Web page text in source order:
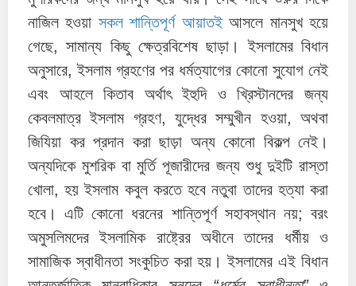
নাজিল হওয়া সকল শান্তিপূর্ণ আয়াতইআসলে মানসুখ হয়ে
গেছে, সামান্য কিছু ক্ষেত্রবিশেষ ছাড়া। ইসলামের বিধান
অনুসারে, ইসলাম গ্রহণের পর ধর্মত্যাগের কোনো সুযোগ নেই
এবং আহলে কিতাব অর্থাৎ ইহুদি ও খ্রিস্টানদের জন্য
কেবলমাত্র ইসলাম গ্রহণ, যুদ্ধের সম্মুখীন হওয়া, অথবা
জিযিয়া কর প্রদান করা ছাড়া অন্য কোনো বিকল্প নেই।
অন্যদিকে মুশরিক বা মুর্তি পূজারীদের জন্য শুধু দুইটি রাস্তা
খোলা, হয় ইসলাম কবুল করতে হবে নতুবা তাদের হত্যা করা
হবে। এটি কোনো ধরনের শান্তিপূর্ণ সহাবস্থান নয়; বরং
অমুসলিমদের ইসলামিক রাষ্ট্রের অধীনে তাদের ধর্মীয় ও
সামাজিক স্বাধীনতা সংকুচিত করা হয়। ইসলামের এই বিধান